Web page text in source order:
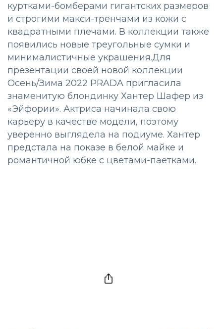
куртками-бомберами гигантских размеров
и строгими макси-тренчами из кожи с
квадратными плечами. В коллекции также
появились новые треугольные сумки и
минималистичные украшения.Для
презентации своей новой коллекции
Осень/Зима 2022 PRADA пригласила
знаменитую блондинку Хантер Шафер из
«Эйфории». Актриса начинала свою
карьеру в качестве модели, поэтому
уверенно выглядела на подиуме. Хантер
предстала на показе в белой майке и
романтичной юбке с цветами-паетками.